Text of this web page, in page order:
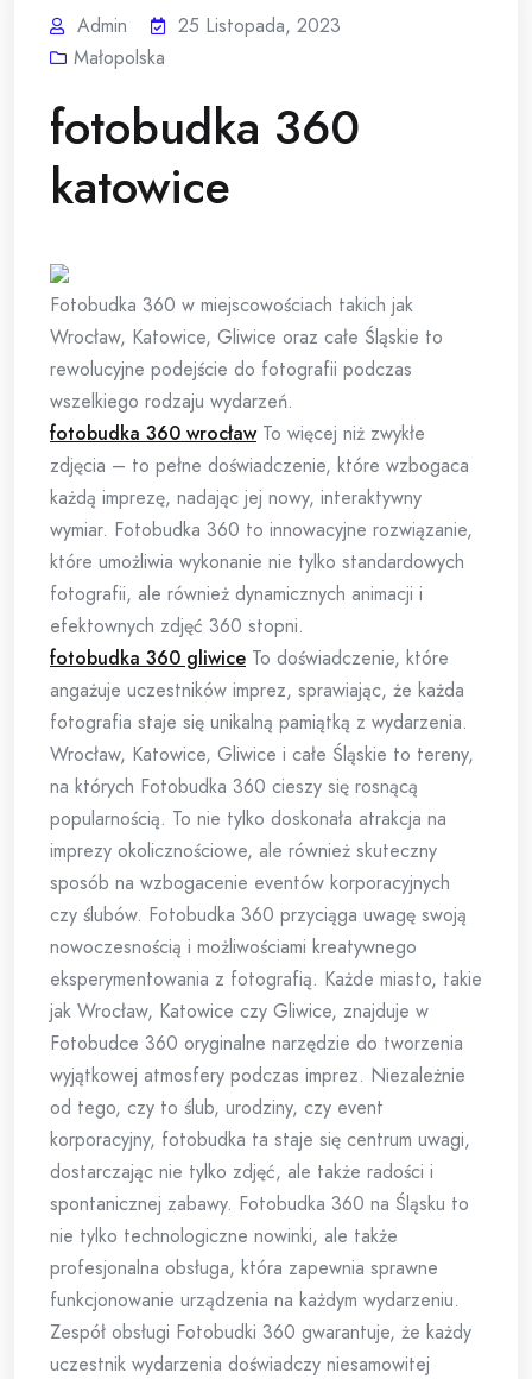
Admin
25 Listopada, 2023
Małopolska
fotobudka 360
katowice
Fotobudka 360 w miejscowościach takich jak
Wrocław, Katowice, Gliwice oraz całe Śląskie to
rewolucyjne podejście do fotografii podczas
wszelkiego rodzaju wydarzeń.
fotobudka 360 wrocławTo więcej niż zwykłe
zdjęcia – to pełne doświadczenie, które wzbogaca
każdą imprezę, nadając jej nowy, interaktywny
wymiar. Fotobudka 360 to innowacyjne rozwiązanie,
które umożliwia wykonanie nie tylko standardowych
fotografii, ale również dynamicznych animacji i
efektownych zdjęć 360 stopni.
fotobudka 360 gliwice To doświadczenie, które
angażuje uczestników imprez, sprawiając, że każda
fotografia staje się unikalną pamiątką z wydarzenia.
Wrocław, Katowice, Gliwice i całe Śląskie to tereny,
na których Fotobudka 360 cieszy się rosnącą
popularnością. To nie tylko doskonała atrakcja na
imprezy okolicznościowe, ale również skuteczny
sposób na wzbogacenie eventów korporacyjnych
czy ślubów. Fotobudka 360 przyciąga uwagę swoją
nowoczesnością i możliwościami kreatywnego
eksperymentowania z fotografią. Każde miasto, takie
jak Wrocław, Katowice czy Gliwice, znajduje w
Fotobudce 360 oryginalne narzędzie do tworzenia
wyjątkowej atmosfery podczas imprez. Niezależnie
od tego, czy to ślub, urodziny, czy event
korporacyjny, fotobudka ta staje się centrum uwagi,
dostarczając nie tylko zdjęć, ale także radości i
spontanicznej zabawy. Fotobudka 360 na Śląsku to
nie tylko technologiczne nowinki, ale także
profesjonalna obsługa, która zapewnia sprawne
funkcjonowanie urządzenia na każdym wydarzeniu.
Zespół obsługi Fotobudki 360 gwarantuje, że każdy
uczestnik wydarzenia doświadczy niesamowitej